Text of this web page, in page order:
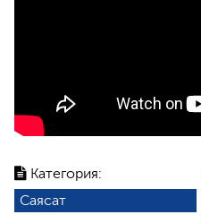
Категория:
Саясат